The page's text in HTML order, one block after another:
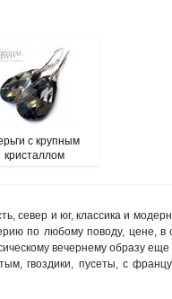
с крупным
кристаллом
север и юг, классика и
по любому поводу, цене,
вечернему образу
гвоздики, пусеты, с